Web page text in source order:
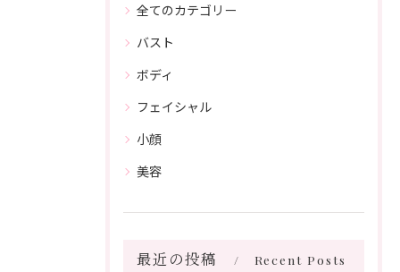
全てのカテゴリー
バスト
ボディ
フェイシャル
小顔
美容
最近の投稿 Recent Posts